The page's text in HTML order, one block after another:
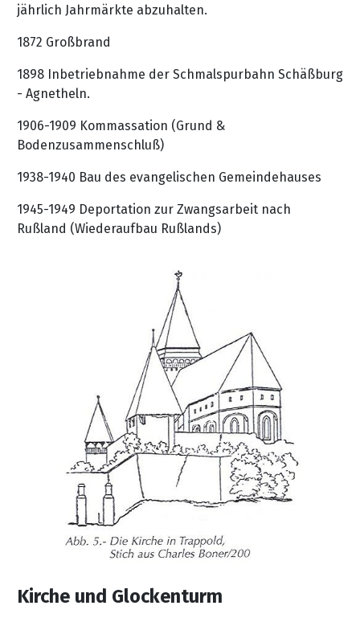
jährlich Jahrmärkte abzuhalten.
1872 Großbrand
1898 Inbetriebnahme der Schmalspurbahn Schäßburg
- Agnetheln.
1906-1909 Kommassation (Grund &
Bodenzusammenschluß)
1938-1940 Bau des evangelischen Gemeindehauses
1945-1949 Deportation zur Zwangsarbeit nach
Rußland (Wiederaufbau Rußlands)
Kirche und Glockenturm